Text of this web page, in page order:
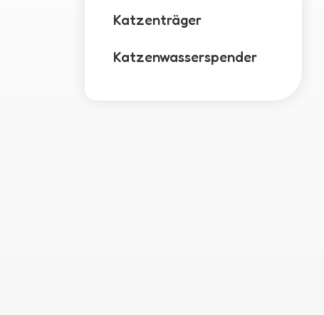
Katzenträger
Katzenwasserspender